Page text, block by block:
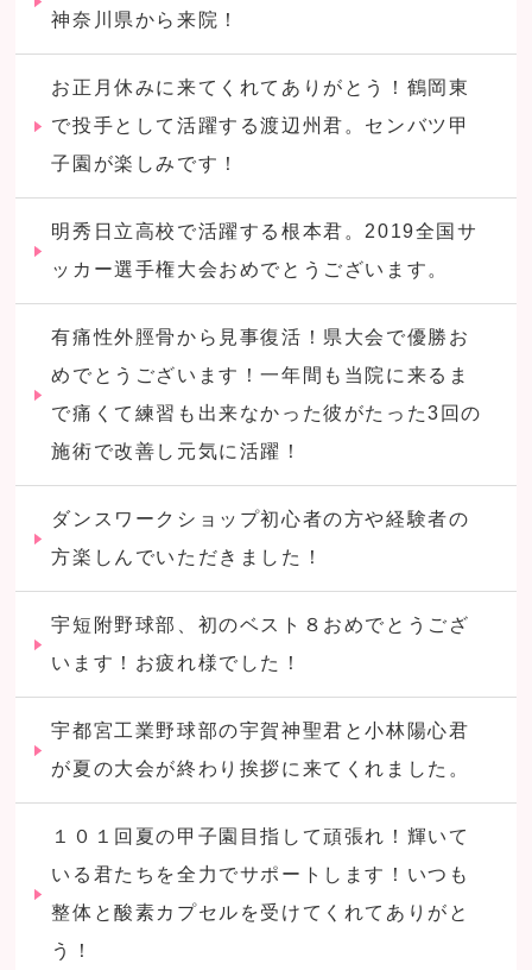
神奈川県から来院！
お正月休みに来てくれてありがとう！鶴岡東
で投手として活躍する渡辺州君。センバツ甲
子園が楽しみです！
明秀日立高校で活躍する根本君。2019全国サ
ッカー選手権大会おめでとうございます。
有痛性外脛骨から見事復活！県大会で優勝お
めでとうございます！一年間も当院に来るま
で痛くて練習も出来なかった彼がたった3回の
施術で改善し元気に活躍！
ダンスワークショップ初心者の方や経験者の
方楽しんでいただきました！
宇短附野球部、初のベスト８おめでとうござ
います！お疲れ様でした！
宇都宮工業野球部の宇賀神聖君と小林陽心君
が夏の大会が終わり挨拶に来てくれました。
１０１回夏の甲子園目指して頑張れ！輝いて
いる君たちを全力でサポートします！いつも
整体と酸素カプセルを受けてくれてありがと
う！